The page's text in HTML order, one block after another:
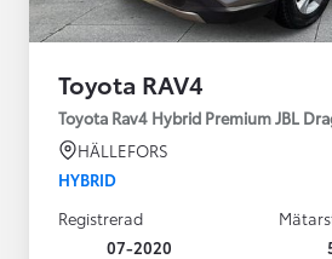
Toyota RAV4
Toyota Rav4 Hybrid Premium JBL
HÄLLEFORS
HYBRID
Registrerad
07-2020